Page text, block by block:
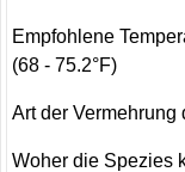
Empfohlene
(68 - 75.2°F)
Art der
Woher die Spezies